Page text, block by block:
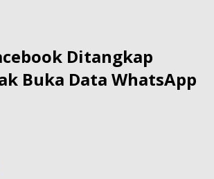
Ditangkap
Buka Data WhatsApp